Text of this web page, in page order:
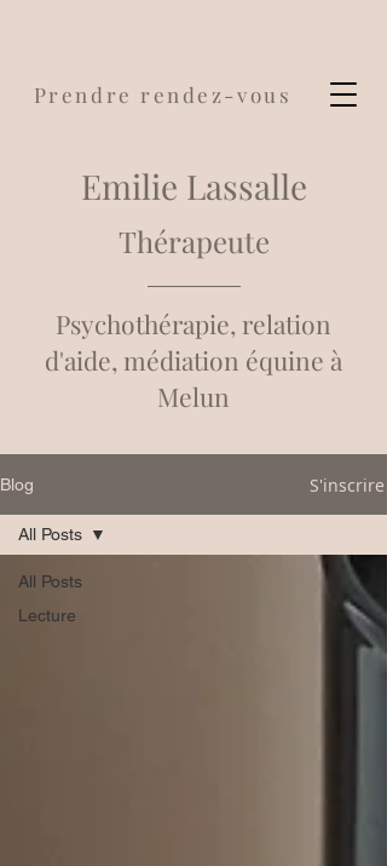
Emilie Lassalle
Thérapeute
Psychothérapie, relation
d'aide, médiation équine à
Melun
Prendre rendez-vous
Blog S'inscrire
All Posts
Lecture
All Posts